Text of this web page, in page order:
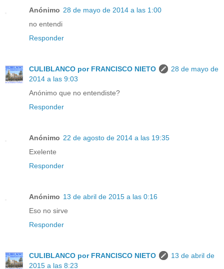
Anónimo 28 de mayo de 2014 a las 1:00
no entendi
Responder
CULIBLANCO por FRANCISCO NIETO
28 de mayo de
2014 a las 9:03
Anónimo que no entendiste?
Responder
Anónimo 22 de agosto de 2014 a las 19:35
Exelente
Responder
Anónimo 13 de abril de 2015 a las 0:16
Eso no sirve
Responder
CULIBLANCO por FRANCISCO NIETO
13 de abril de
2015 a las 8:23